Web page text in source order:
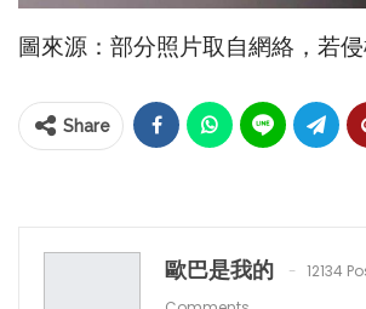
圖來源：部分照片取自網絡，若
Share
歐巴是我的 12134